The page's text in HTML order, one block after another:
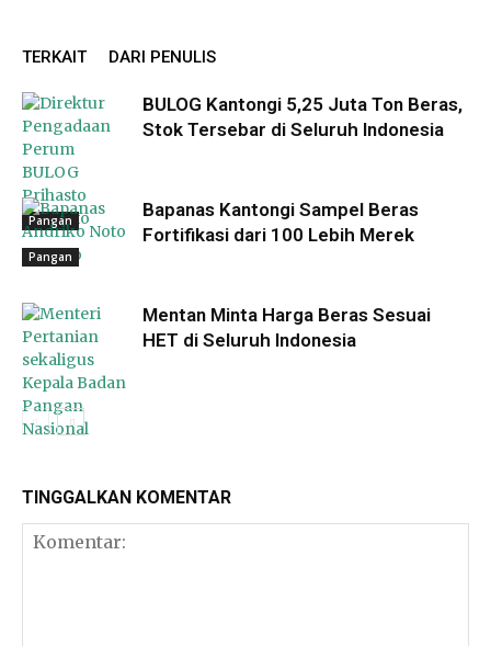
TERKAIT DARI PENULIS
Pangan
BULOG Kantongi 5,25 Juta Ton Beras,
Stok Tersebar di Seluruh Indonesia
Pangan
Bapanas Kantongi Sampel Beras
Fortifikasi dari 100 Lebih Merek
Pangan
Mentan Minta Harga Beras Sesuai
HET di Seluruh Indonesia
TINGGALKAN KOMENTAR